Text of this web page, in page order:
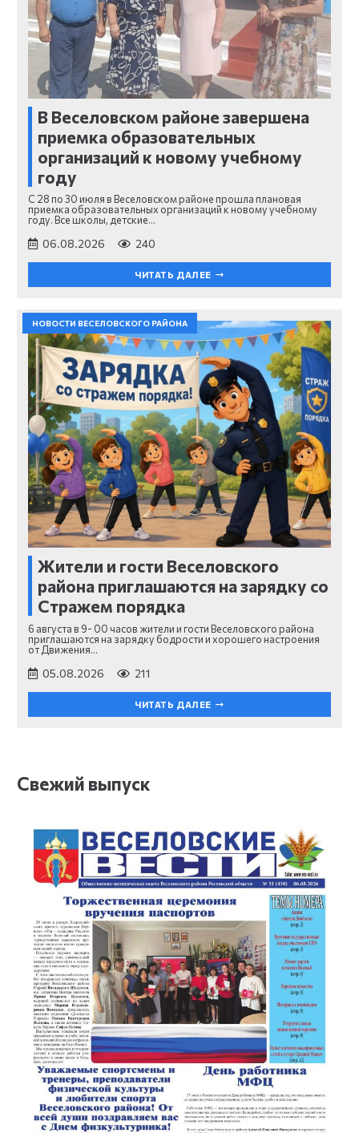
В Веселовском районе завершена
приемка образовательных
организаций к новому учебному
году
С 28 по 30 июля в Веселовском районе прошла плановая
приемка образовательных организаций к новому учебному
году. Все школы, детские…
06.08.2026 240
ЧИТАТЬ ДАЛЕЕ
НОВОСТИ ВЕСЕЛОВСКОГО РАЙОНА
Жители и гости Веселовского
района приглашаются на зарядку со
Стражем порядка
6 августа в 9- 00 часов жители и гости Веселовского района
приглашаются на зарядку бодрости и хорошего настроения
от Движения…
05.08.2026 211
ЧИТАТЬ ДАЛЕЕ
Свежий выпуск